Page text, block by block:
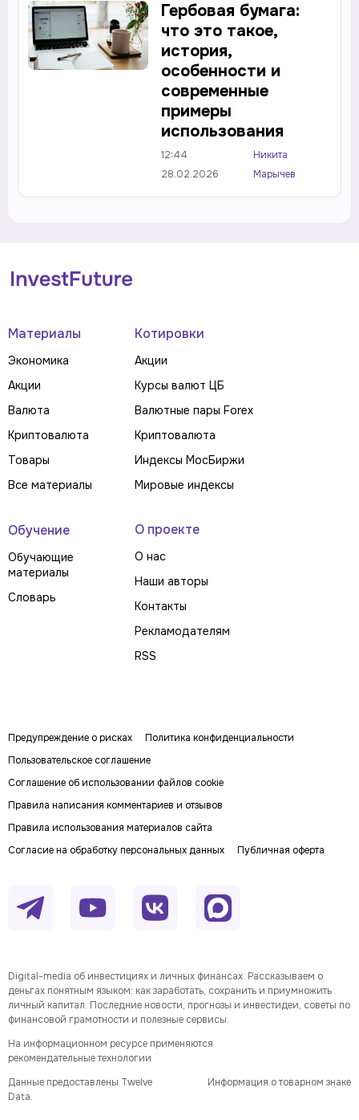
Гербовая бумага:
что это такое,
история,
особенности и
современные
примеры
использования
12:44
28.02.2026
Никита
Марычев
Материалы
Экономика
Акции
Валюта
Криптовалюта
Товары
Все материалы
Котировки
Акции
Курсы валют ЦБ
Валютные пары Forex
Криптовалюта
Индексы МосБиржи
Мировые индексы
Обучение
Обучающие
материалы
Словарь
О проекте
О нас
Наши авторы
Контакты
Рекламодателям
RSS
Предупреждение о рисках
Политика конфиденциальности
Пользовательское соглашение
Соглашение об использовании файлов cookie
Правила написания комментариев и отзывов
Правила использования материалов сайта
Согласие на обработку персональных данных
Публичная оферта
Digital-media об инвестициях и личных финансах. Рассказываем о
деньгах понятным языком: как заработать, сохранить и приумножить
личный капитал. Последние новости, прогнозы и инвестидеи, советы по
финансовой грамотности и полезные сервисы.
На информационном ресурсе применяются
рекомендательные технологии
Данные предоставлены Twelve
Data.
Информация о товарном знаке